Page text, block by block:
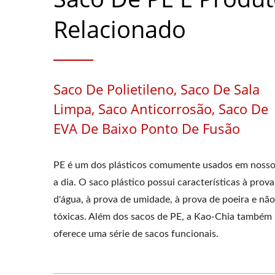
Relacionado
Saco De Polietileno, Saco De Sala
Limpa, Saco Anticorrosão, Saco De
EVA De Baixo Ponto De Fusão
PE é um dos plásticos comumente usados em
a dia. O saco plástico possui características à prova
d'água, à prova de umidade, à prova de poeira e não
tóxicas. Além dos sacos de PE, a Kao-Chia também
oferece uma série de sacos funcionais.